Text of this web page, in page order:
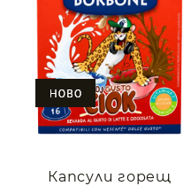
Капсули горещ